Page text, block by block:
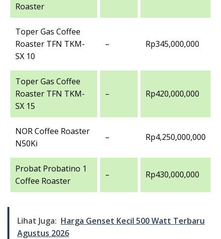
Roaster
Toper Gas Coffee
Roaster TFN TKM-
SX 10
– Rp345,000,000
Toper Gas Coffee
Roaster TFN TKM-
SX 15
– Rp420,000,000
NOR Coffee Roaster
N50Ki
– Rp4,250,000,000
Probat Probatino 1
Coffee Roaster
– Rp430,000,000
Lihat Juga: Harga Genset Kecil 500 Watt Terbaru
Agustus 2026